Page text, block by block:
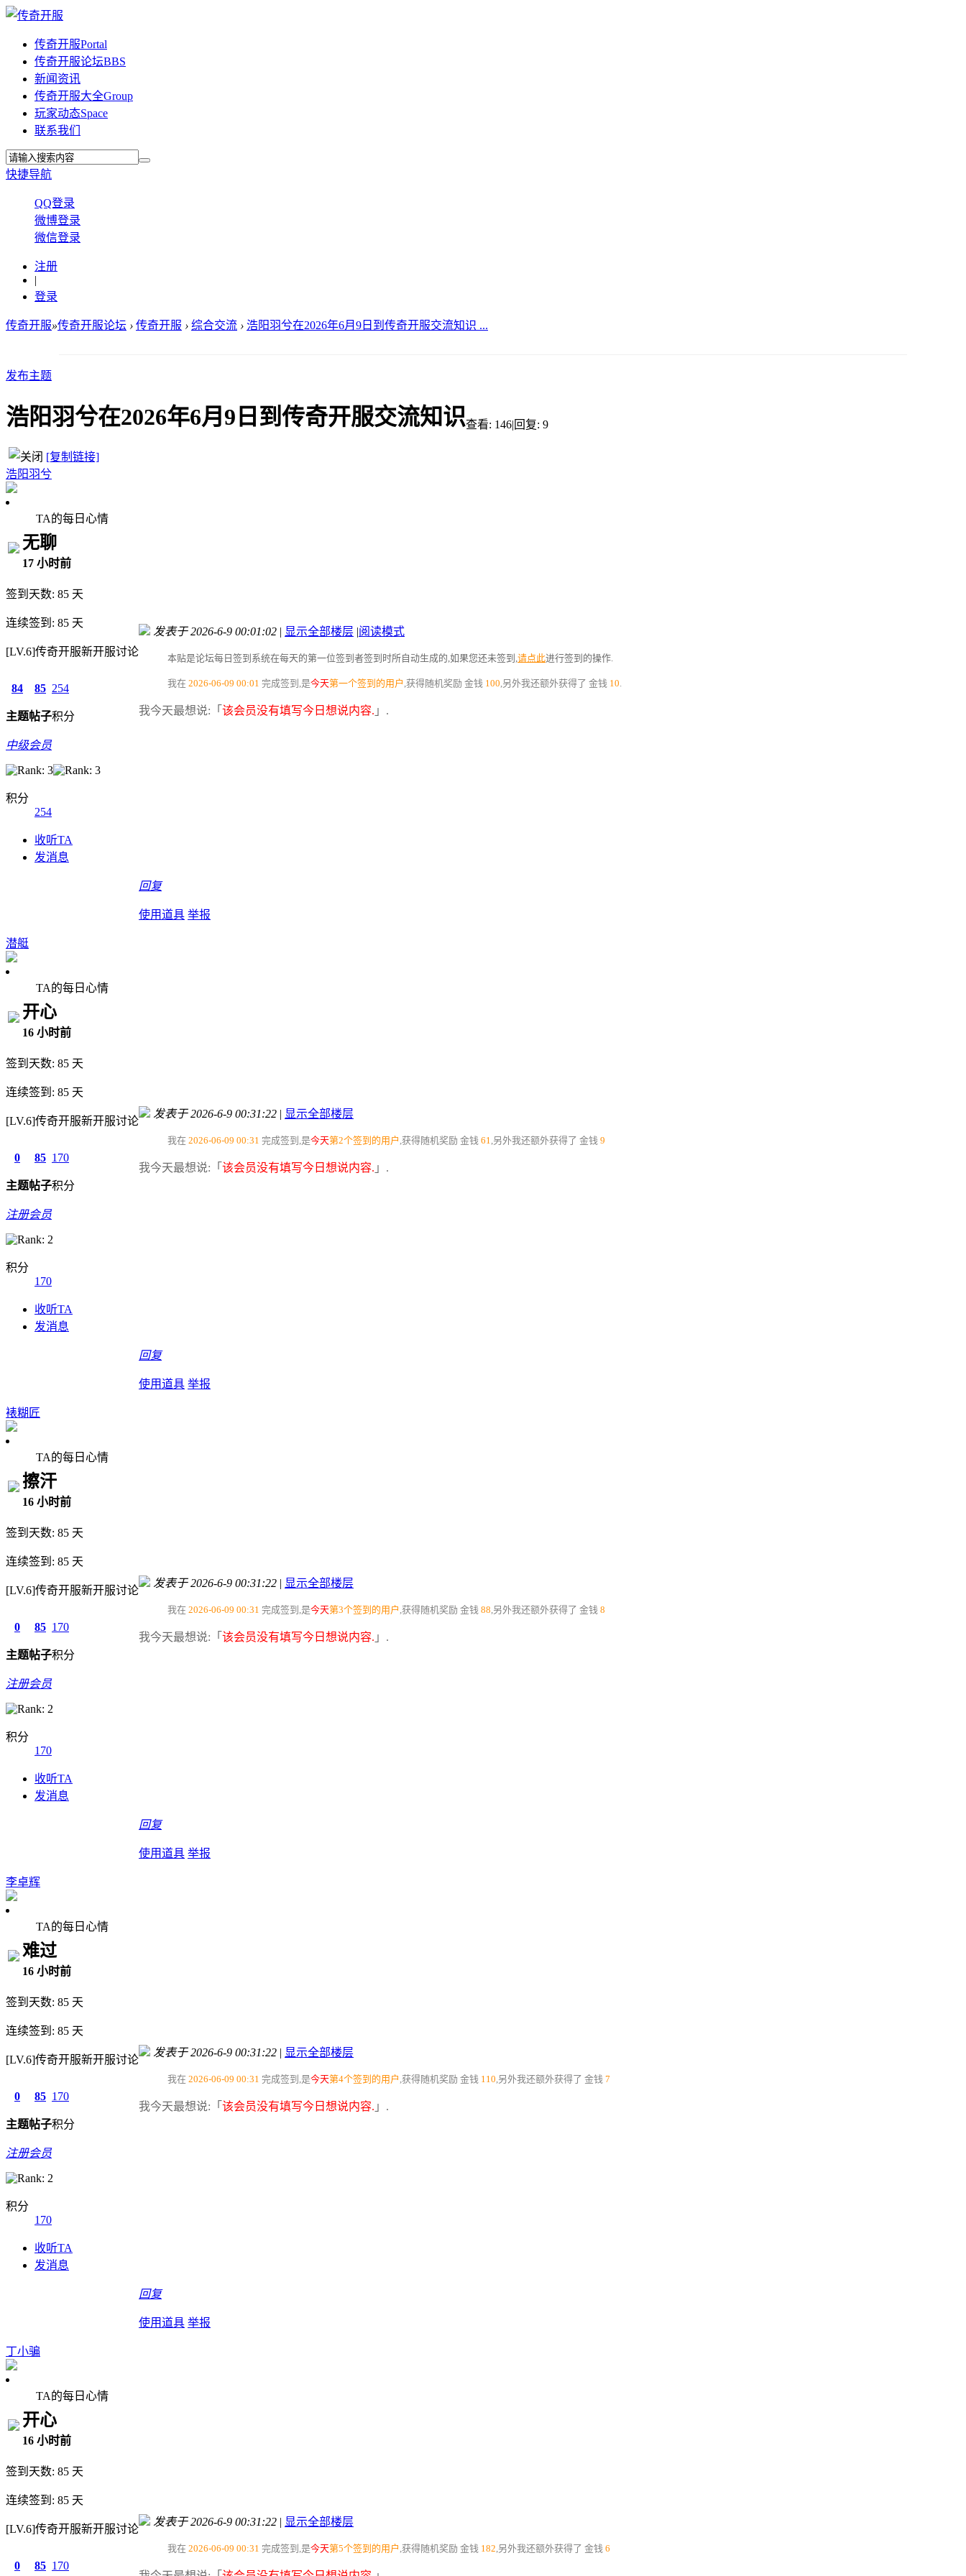
传奇开服Portal
传奇开服论坛BBS
新闻资讯
传奇开服大全Group
玩家动态Space
联系我们
快捷导航
QQ登录
微博登录
微信登录
注册
|
登录
传奇开服»传奇开服论坛 › 传奇开服 › 综合交流 › 浩阳羽兮在2026年6月9日到传奇开服交流知识 ...
发布主题
浩阳羽兮在2026年6月9日到传奇开服交流知识
[复制链接]
查看: 146|回复: 9
浩阳羽兮
TA的每日心情
无聊
17 小时前
签到天数: 85 天
连续签到: 85 天
[LV.6]传奇开服新开服讨论
84
主题
85
帖子
254
积分
中级会员
积分
254
收听TA
发消息
发表于 2026-6-9 00:01:02 | 显示全部楼层 |阅读模式
本贴是论坛每日签到系统在每天的第一位签到者签到时所自动生成的,如果您还未签到,请点此进行签到的操作.
我在 2026-06-09 00:01 完成签到,是今天第一个签到的用户 ,获得随机奖励 金钱 100,另外我还额外获得了 金钱 10.
我今天最想说:「 该会员没有填写今日想说内容. 」.
回复
使用道具 举报
潜艇
TA的每日心情
开心
16 小时前
签到天数: 85 天
连续签到: 85 天
[LV.6]传奇开服新开服讨论
0
主题
85
帖子
170
积分
注册会员
积分
170
收听TA
发消息
发表于 2026-6-9 00:31:22 | 显示全部楼层
我在 2026-06-09 00:31 完成签到,是今天第2个签到的用户 ,获得随机奖励 金钱 61,另外我还额外获得了 金钱 9
我今天最想说:「 该会员没有填写今日想说内容. 」.
回复
使用道具 举报
裱糊匠
TA的每日心情
擦汗
16 小时前
签到天数: 85 天
连续签到: 85 天
[LV.6]传奇开服新开服讨论
0
主题
85
帖子
170
积分
注册会员
积分
170
收听TA
发消息
发表于 2026-6-9 00:31:22 | 显示全部楼层
我在 2026-06-09 00:31 完成签到,是今天第3个签到的用户 ,获得随机奖励 金钱 88,另外我还额外获得了 金钱 8
我今天最想说:「 该会员没有填写今日想说内容. 」.
回复
使用道具 举报
李卓辉
TA的每日心情
难过
16 小时前
签到天数: 85 天
连续签到: 85 天
[LV.6]传奇开服新开服讨论
0
主题
85
帖子
170
积分
注册会员
积分
170
收听TA
发消息
发表于 2026-6-9 00:31:22 | 显示全部楼层
我在 2026-06-09 00:31 完成签到,是今天第4个签到的用户 ,获得随机奖励 金钱 110,另外我还额外获得了 金钱 7
我今天最想说:「 该会员没有填写今日想说内容. 」.
回复
使用道具 举报
丁小骗
TA的每日心情
开心
16 小时前
签到天数: 85 天
连续签到: 85 天
[LV.6]传奇开服新开服讨论
0 85 170
发表于 2026-6-9 00:31:22 | 显示全部楼层
我在 2026-06-09 00:31 完成签到,是今天第5个签到的用户 ,获得随机奖励 金钱 182,另外我还额外获得了 金钱 6